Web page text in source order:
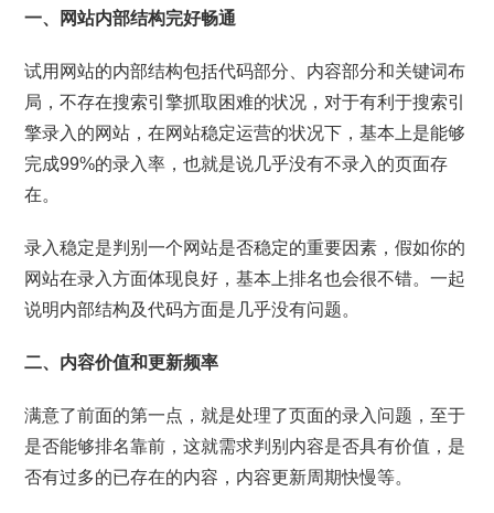
一、网站内部结构完好畅通
试用网站的内部结构包括代码部分、内容部分和关键词布
局，不存在搜索引擎抓取困难的状况，对于有利于搜索引
擎录入的网站，在网站稳定运营的状况下，基本上是能够
完成99%的录入率，也就是说几乎没有不录入的页面存
在。
录入稳定是判别一个网站是否稳定的重要因素，假如你的
网站在录入方面体现良好，基本上排名也会很不错。一起
说明内部结构及代码方面是几乎没有问题。
二、内容价值和更新频率
满意了前面的第一点，就是处理了页面的录入问题，至于
是否能够排名靠前，这就需求判别内容是否具有价值，是
否有过多的已存在的内容，内容更新周期快慢等。